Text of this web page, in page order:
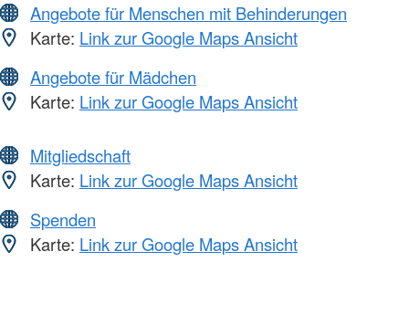
Angebote für Menschen mit Behinderungen
Karte: Link zur Google Maps Ansicht
Angebote für Mädchen
Karte: Link zur Google Maps Ansicht
Mitgliedschaft
Karte: Link zur Google Maps Ansicht
Spenden
Karte: Link zur Google Maps Ansicht